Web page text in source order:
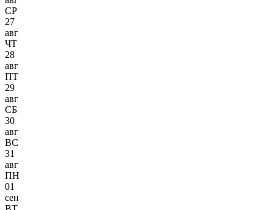
СР
27
авг
ЧТ
28
авг
ПТ
29
авг
СБ
30
авг
ВС
31
авг
ПН
01
сен